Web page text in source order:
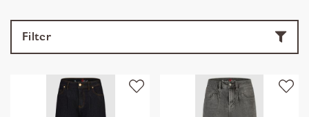
Filter